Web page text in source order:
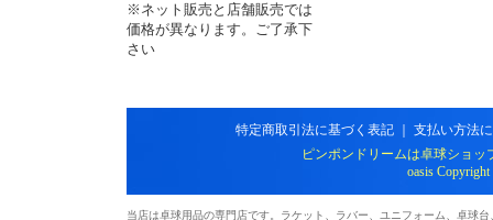
※ネット販売と店舗販売では
価格が異なります。ご了承下
さい
特定商取引法に基づく表記 ｜ 支払い方法
ピンポンドリームは卓球ショ
oasis
当店は卓球用品の専門店です。ラケット、ラバー、ユニフォーム、卓球